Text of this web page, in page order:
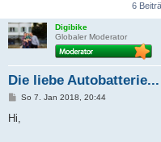
6
Digibike
Globaler Moderator
Die liebe Autobatterie...
B
t
So 7. Jan 2018, 20:44
Hi,